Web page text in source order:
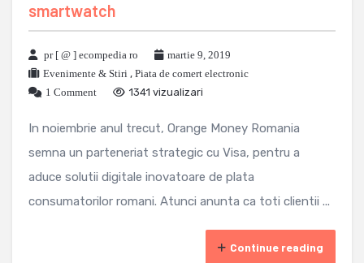
smartwatch
pr [ @ ] ecompedia ro
martie 9, 2019
Evenimente & Stiri , Piata de comert electronic
1 Comment
1341 vizualizari
In noiembrie anul trecut, Orange Money Romania
semna un parteneriat strategic cu Visa, pentru a
aduce solutii digitale inovatoare de plata
consumatorilor romani. Atunci anunta ca toti clientii ...
Continue reading